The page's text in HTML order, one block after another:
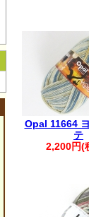
Opal 11664
テ
2,200円(